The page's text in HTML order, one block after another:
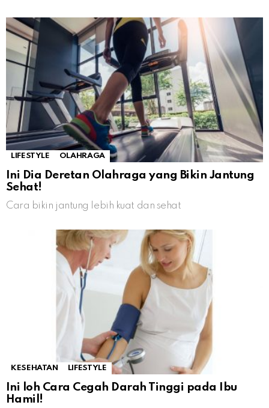
LIFESTYLE OLAHRAGA
Ini Dia Deretan Olahraga yang Bikin Jantung
Sehat!
Cara bikin jantung lebih kuat dan sehat
KESEHATAN LIFESTYLE
Ini loh Cara Cegah Darah Tinggi pada Ibu
Hamil!